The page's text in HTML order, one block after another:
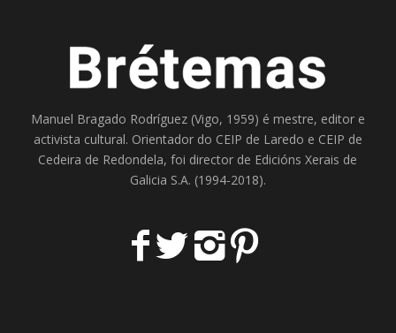
Manuel Bragado Rodríguez (Vigo, 1959) é mestre, editor e
activista cultural. Orientador do CEIP de Laredo e CEIP de
Cedeira de Redondela, foi director de Edicións Xerais de
Galicia S.A. (1994-2018).